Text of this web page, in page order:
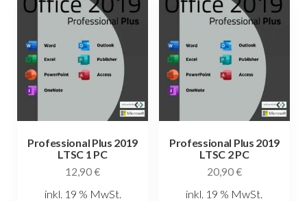
Professional Plus 2019
LTSC 1 PC
12,90€
inkl. 19 % MwSt.
Professional Plus 2019
LTSC 2 PC
20,90€
inkl. 19 % MwSt.